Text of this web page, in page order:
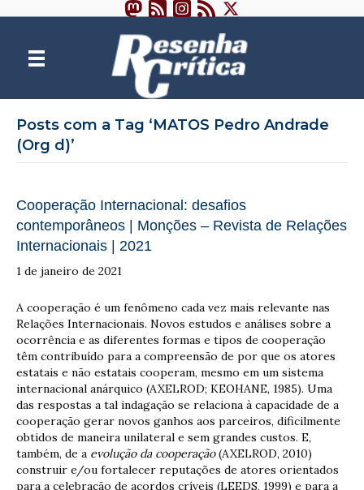
Posts com a Tag ‘MATOS Pedro Andrade
(Org d)’
Cooperação Internacional: desafios
contemporâneos | Monções – Revista de Relações
Internacionais | 2021
1 de janeiro de 2021
A cooperação é um fenômeno cada vez mais relevante nas
Relações Internacionais. Novos estudos e análises sobre a
ocorrência e as diferentes formas e tipos de cooperação
têm contribuído para a compreensão de por que os atores
estatais e não estatais cooperam, mesmo em um sistema
internacional anárquico (AXELROD; KEOHANE, 1985). Uma
das respostas a tal indagação se relaciona à capacidade de a
cooperação gerar novos ganhos aos parceiros, dificilmente
obtidos de maneira unilateral e sem grandes custos. E,
também, de a evolução da cooperação(AXELROD, 2010)
construir e/ou fortalecer reputações de atores orientados
para a celebração de acordos críveis (LEEDS, 1999) e para a